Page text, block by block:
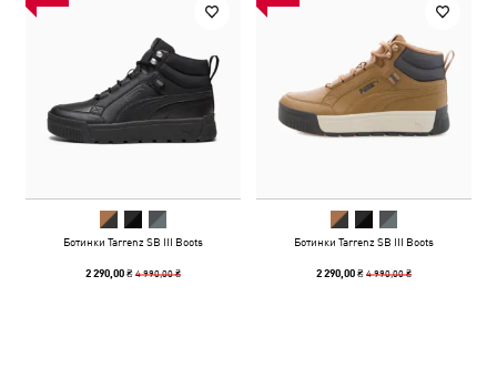
Ботинки Tarrenz SB III Boots
2 290,00 ₴4 990,00 ₴
Ботинки Tarrenz SB III Boots
2 290,00 ₴4 990,00 ₴